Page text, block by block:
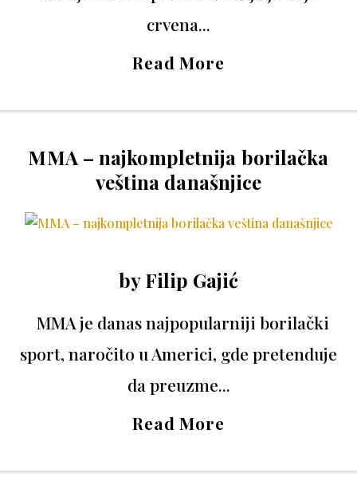
crvena...
Read More
MMA – najkompletnija borilačka
veština današnjice
byFilip Gajić
MMA je danas najpopularniji borilački
sport, naročito u Americi, gde pretenduje
da preuzme...
Read More